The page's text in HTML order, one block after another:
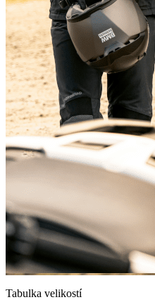
Tabulka velikostí